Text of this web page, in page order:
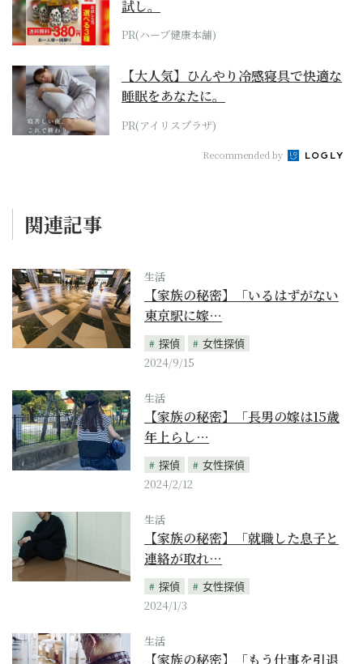
試し。
PR(ハーブ健康本舗)
【大人気】ひんやり冷感寝具で快適な
睡眠をあなたに。
PR(アイリスプラザ)
Recommended by
関連記事
生活
【家族の秘密】「いるはずがない
東京駅に嫁…
探偵
女性探偵
2024/9/15
生活
【家族の秘密】「長男の嫁は15歳
年上らし…
探偵
女性探偵
2024/2/12
生活
【家族の秘密】「就職した息子と
連絡が取れ…
探偵
女性探偵
2024/1/3
生活
【家族の秘密】「もう仕事を引退